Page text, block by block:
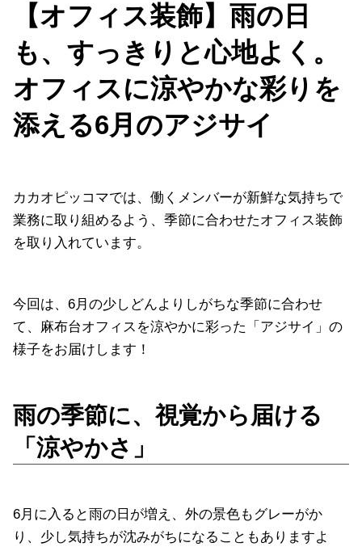
【オフィス装飾】雨の日
も、すっきりと心地よく。
オフィスに涼やかな彩りを
添える6月のアジサイ
カカオピッコマでは、働くメンバーが新鮮な気持ちで
業務に取り組めるよう、季節に合わせたオフィス装飾
を取り入れています。
今回は、6月の少しどんよりしがちな季節に合わせ
て、麻布台オフィスを涼やかに彩った「アジサイ」の
様子をお届けします！
雨の季節に、視覚から届ける
「涼やかさ」
6月に入ると雨の日が増え、外の景色もグレーがか
り、少し気持ちが沈みがちになることもありますよ